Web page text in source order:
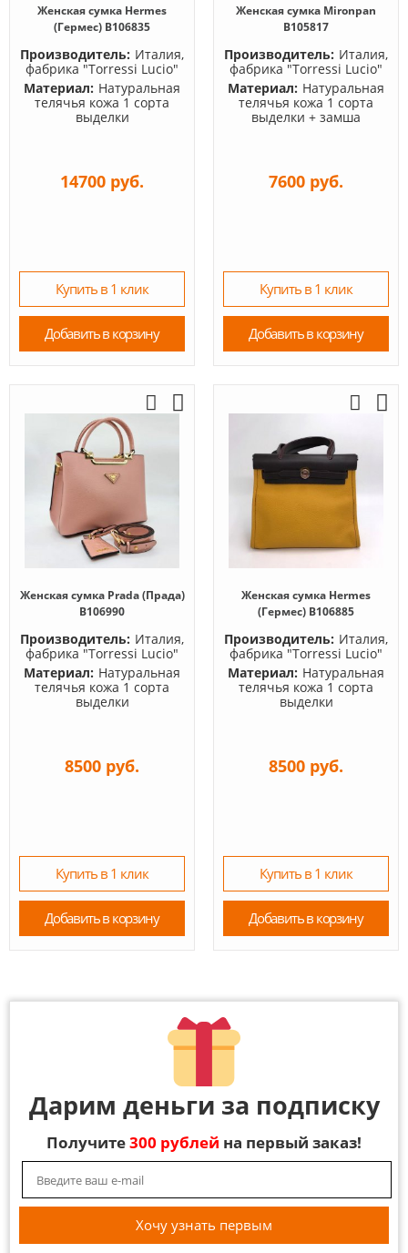
Женская сумка Hermes
(Гермес) B106835
Производитель: Италия,
фабрика "Torressi Lucio"
Материал: Натуральная
телячья кожа 1 сорта
выделки
14700 руб.
Купить в 1 клик
Добавить в корзину
Женская сумка Mironpan
B105817
Производитель: Италия,
фабрика "Torressi Lucio"
Материал: Натуральная
телячья кожа 1 сорта
выделки + замша
7600 руб.
Купить в 1 клик
Добавить в корзину
Женская сумка Prada (Прада)
B106990
Производитель: Италия,
фабрика "Torressi Lucio"
Материал: Натуральная
телячья кожа 1 сорта
выделки
8500 руб.
Купить в 1 клик
Добавить в корзину
Женская сумка Hermes
(Гермес) B106885
Производитель: Италия,
фабрика "Torressi Lucio"
Материал: Натуральная
телячья кожа 1 сорта
выделки
8500 руб.
Купить в 1 клик
Добавить в корзину
Дарим деньги за подписку
Получите300 рублей на первый заказ!